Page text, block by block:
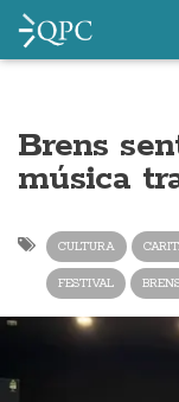
Brens
música
CULTURA
FESTIVAL